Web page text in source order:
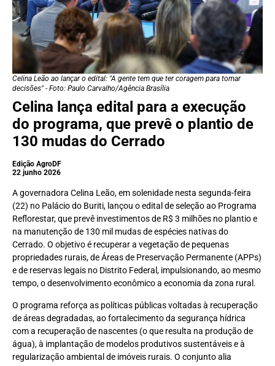
Celina Leão ao lançar o edital: "A gente tem que ter coragem para tomar
decisões" - Foto: Paulo Carvalho/Agência Brasília
Celina lança edital para a execução
do programa, que prevê o plantio de
130 mudas do Cerrado
Edição AgroDF
22 junho 2026
A governadora Celina Leão, em solenidade nesta segunda-feira
(22) no Palácio do Buriti, lançou o edital de seleção ao Programa
Reflorestar, que prevê investimentos de R$ 3 milhões no plantio e
na manutenção de 130 mil mudas de espécies nativas do
Cerrado. O objetivo é recuperar a vegetação de pequenas
propriedades rurais, de Áreas de Preservação Permanente (APPs)
e de reservas legais no Distrito Federal, impulsionando, ao mesmo
tempo, o desenvolvimento econômico a economia da zona rural.
O programa reforça as políticas públicas voltadas à recuperação
de áreas degradadas, ao fortalecimento da segurança hídrica
com a recuperação de nascentes (o que resulta na produção de
água), à implantação de modelos produtivos sustentáveis e à
regularização ambiental de imóveis rurais. O conjunto alia